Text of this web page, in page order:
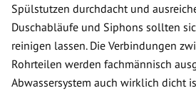
Spülstutzen durchdacht und
Duschabläufe und Siphons sollten
reinigen lassen. Die Verbindungen
Rohrteilen werden fachmännisch
Abwassersystem auch wirklich dicht